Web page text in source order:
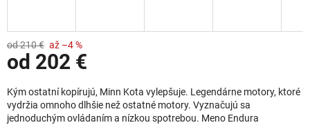
od 210 € až –4 %
od 202 €
Jednotková cena:
Kým ostatní kopírujú, Minn Kota vylepšuje. Legendárne motory, ktoré
vydržia omnoho dlhšie než ostatné motory. Vyznačujú sa
jednoduchým ovládaním a nízkou spotrebou. Meno Endura